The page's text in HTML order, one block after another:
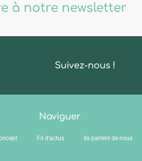
à notre newsletter
Suivez-nous !
Naviguer
Fil d’actus Ils parlent de nous